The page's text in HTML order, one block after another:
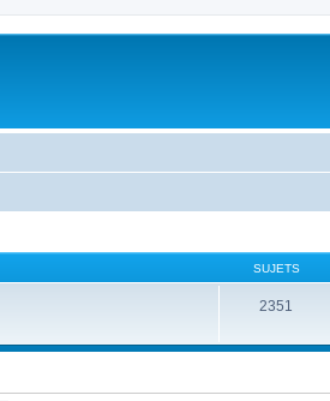
SUJETS
2351